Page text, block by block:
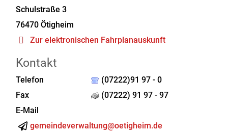
Schulstraße 3
76470 Ötigheim
Zur elektronischen Fahrplanauskunft
Kontakt
Telefon
(07222)91 97 - 0
Fax
(07222) 91 97 - 97
E-Mail
gemeindeverwaltung@oetigheim.de